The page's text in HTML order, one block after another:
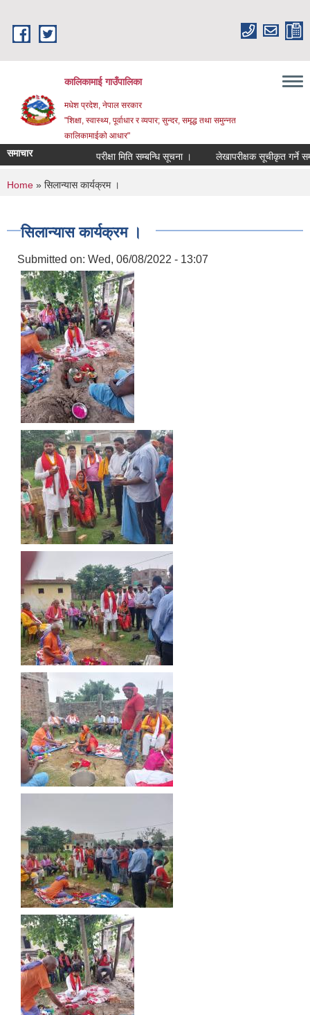
कालिकामाई गाउँपालिका
मधेश प्रदेश, नेपाल सरकार
"शिक्षा, स्वास्थ्य, पूर्वाधार र व्यपार; सुन्दर, समृद्ध तथा समुन्नत
कालिकामाईको आधार"
समाचार परीक्षा मिति सम्बन्धि सूचना । लेखापरीक्षक सूचीकृत गर्ने
You are here
Home » सिलान्यास कार्यक्रम ।
सिलान्यास कार्यक्रम ।
Submitted on: Wed, 06/08/2022 - 13:07